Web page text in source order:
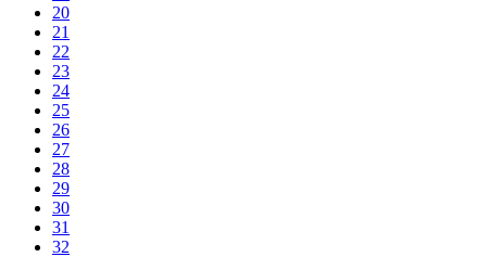
20
21
22
23
24
25
26
27
28
29
30
31
32